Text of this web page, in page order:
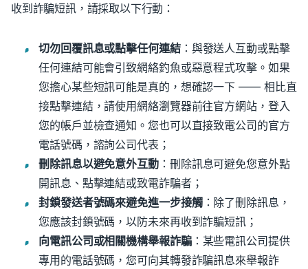
收到詐騙短訊，請採取以下行動：
切勿回覆訊息或點擊任何連結：與發送人互動或點擊
任何連結可能會引致網絡釣魚或惡意程式攻擊。 如果
您擔心某些短訊可能是真的，想確認一下 —— 相比直
接點擊連結，請使用網絡瀏覽器前往官方網站，登入
您的帳戶並檢查通知。您也可以直接致電公司的官方
電話號碼，諮詢公司代表；
刪除訊息以避免意外互動：刪除訊息可避免您意外點
開訊息、點擊連結或致電詐騙者；
封鎖發送者號碼來避免進一步接觸：除了刪除訊息，
您應該封鎖號碼，以防未來再收到詐騙短訊；
向電訊公司或相關機構舉報詐騙：某些電訊公司提供
專用的電話號碼，您可向其轉發詐騙訊息來舉報詐